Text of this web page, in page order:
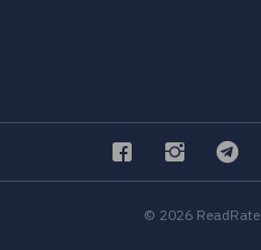
© 2026 ReadRate